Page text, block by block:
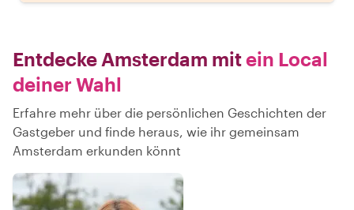
Entdecke Amsterdam mitein Local
deiner Wahl
Erfahre mehr über die persönlichen Geschichten der
Gastgeber und finde heraus, wie ihr gemeinsam
Amsterdam erkunden könnt